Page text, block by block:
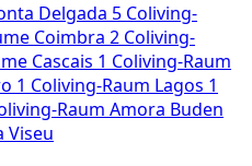
Delgada 5 Coliving-
Coimbra 2 Coliving-
Cascais 1 Coliving-Raum
1 Coliving-Raum Lagos 1
Raum Amora Buden
Viseu